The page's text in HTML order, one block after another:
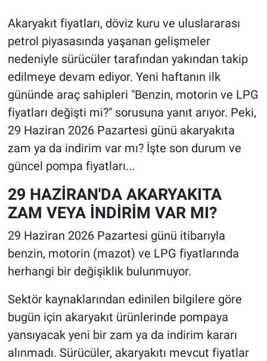
Akaryakıt fiyatları, döviz kuru ve uluslararası
petrol piyasasında yaşanan gelişmeler
nedeniyle sürücüler tarafından yakından takip
edilmeye devam ediyor. Yeni haftanın ilk
gününde araç sahipleri "Benzin, motorin ve LPG
fiyatları değişti mi?" sorusuna yanıt arıyor. Peki,
29 Haziran 2026 Pazartesi günü akaryakıta
zam ya da indirim var mı? İşte son durum ve
güncel pompa fiyatları...
29 HAZİRAN'DA AKARYAKITA
ZAM VEYA İNDİRİM VAR MI?
29 Haziran 2026 Pazartesi günü itibarıyla
benzin, motorin (mazot) ve LPG fiyatlarında
herhangi bir değişiklik bulunmuyor.
Sektör kaynaklarından edinilen bilgilere göre
bugün için akaryakıt ürünlerinde pompaya
yansıyacak yeni bir zam ya da indirim kararı
alınmadı. Sürücüler, akaryakıtı mevcut fiyatlar